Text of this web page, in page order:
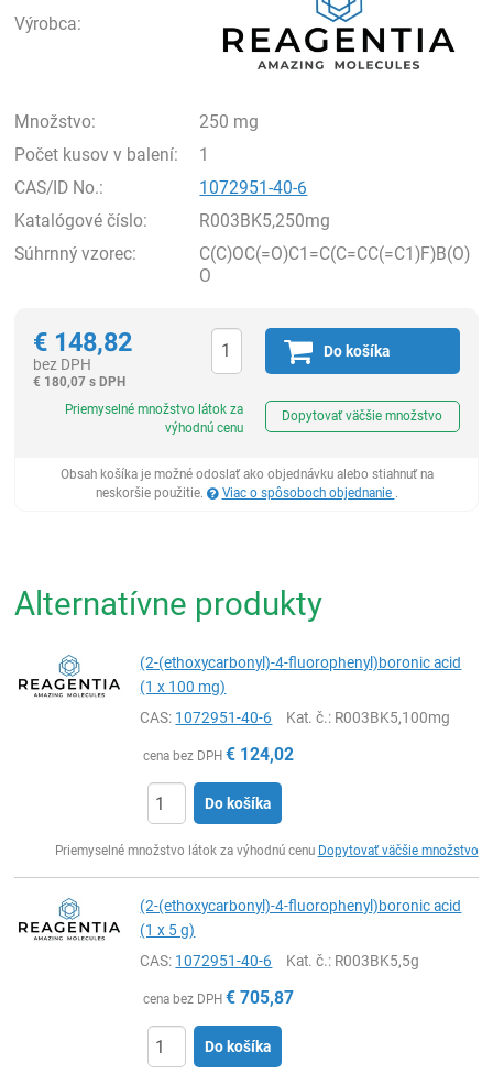
Výrobca:
Množstvo:
250 mg
Počet kusov v balení:
1
CAS/ID No.:
1072951-40-6
Katalógové číslo:
R003BK5,250mg
Súhrnný vzorec:
C(C)OC(=O)C1=C(C=CC(=C1)F)B(O)
O
€ 148,82
bez DPH
€ 180,07 s DPH
Do košíka
Priemyselné množstvo látok za
výhodnú cenu
Dopytovať väčšie množstvo
Obsah košíka je možné odoslať ako objednávku alebo stiahnuť na
neskoršie použitie.
Viac o spôsoboch objednanie .
Alternatívne produkty
(2-(ethoxycarbonyl)-4-fluorophenyl)boronic acid
(1 x 100 mg)
CAS: 1072951-40-6 Kat. č.: R003BK5,100mg
cena bez DPH € 124,02
Do košíka
Priemyselné množstvo látok za výhodnú cenu Dopytovať väčšie množstvo
(2-(ethoxycarbonyl)-4-fluorophenyl)boronic acid
(1 x 5 g)
CAS: 1072951-40-6 Kat. č.: R003BK5,5g
cena bez DPH € 705,87
Do košíka